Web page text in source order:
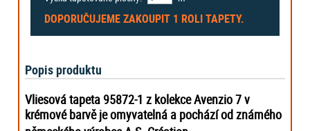
DOPORUČUJEME ZAKOUPIT 1 ROLITAPETY.
Popis produktu
Vliesová tapeta 95872-1 z kolekce Avenzio 7 v
krémové barvě je omyvatelná a pochází od známého